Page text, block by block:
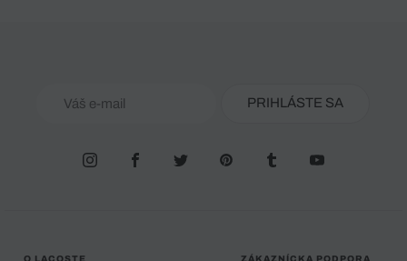
PRIHLÁSTE SA
O LACOSTE ZÁKAZNÍCKA PODPORA